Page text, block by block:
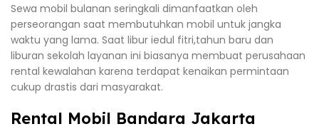
Sewa mobil bulanan seringkali dimanfaatkan oleh
perseorangan saat membutuhkan mobil untuk jangka
waktu yang lama. Saat libur iedul fitri,tahun baru dan
liburan sekolah layanan ini biasanya membuat perusahaan
rental kewalahan karena terdapat kenaikan permintaan
cukup drastis dari masyarakat.
Rental Mobil Bandara Jakarta